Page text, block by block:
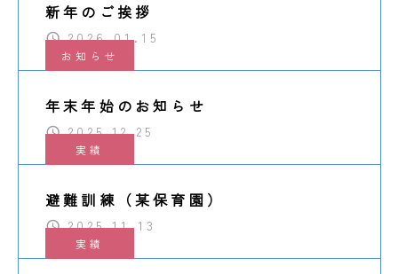
新年のご挨拶
2026.01.15
お知らせ
年末年始のお知らせ
2025.12.25
実績
避難訓練（某保育園）
2025.11.13
実績